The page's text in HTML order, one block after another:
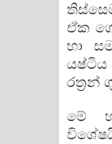
ඒක
හා
යෂ්ටිය
රත්‍රන්
​මේ